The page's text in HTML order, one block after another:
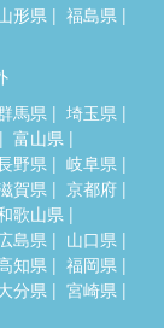
形県
福島県
馬県
埼玉県
富山県
野県
岐阜県
賀県
京都府
歌山県
島県
山口県
知県
福岡県
分県
宮崎県